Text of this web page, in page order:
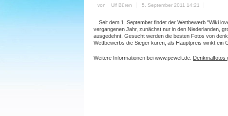
von Ulf Büren 5. September 2011 14:21
Seit dem 1. September findet der Wettbewerb "Wiki
vergangenen Jahr, zunächst nur in den Niederlanden,
ausgedehnt. Gesucht werden die besten Fotos von
Wettbewerbs die Sieger küren, als Hauptpreis winkt ein
Weitere Informationen bei www.pcwelt.de: Denkmalfotos